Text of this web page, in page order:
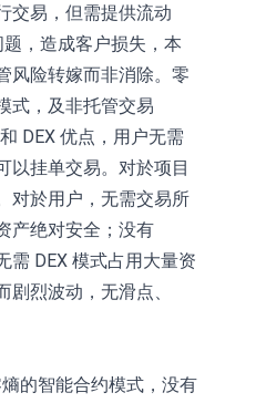
交易，但需提供流动
，造成客户损失，本
风险转嫁而非消除。零
式，及非托管交易
DEX 优点，用户无需
以挂单交易。对於项目
对於用户，无需交易所
产绝对安全；没有
需 DEX 模式占用大量资
烈波动，无滑点、
的智能合约模式，没有